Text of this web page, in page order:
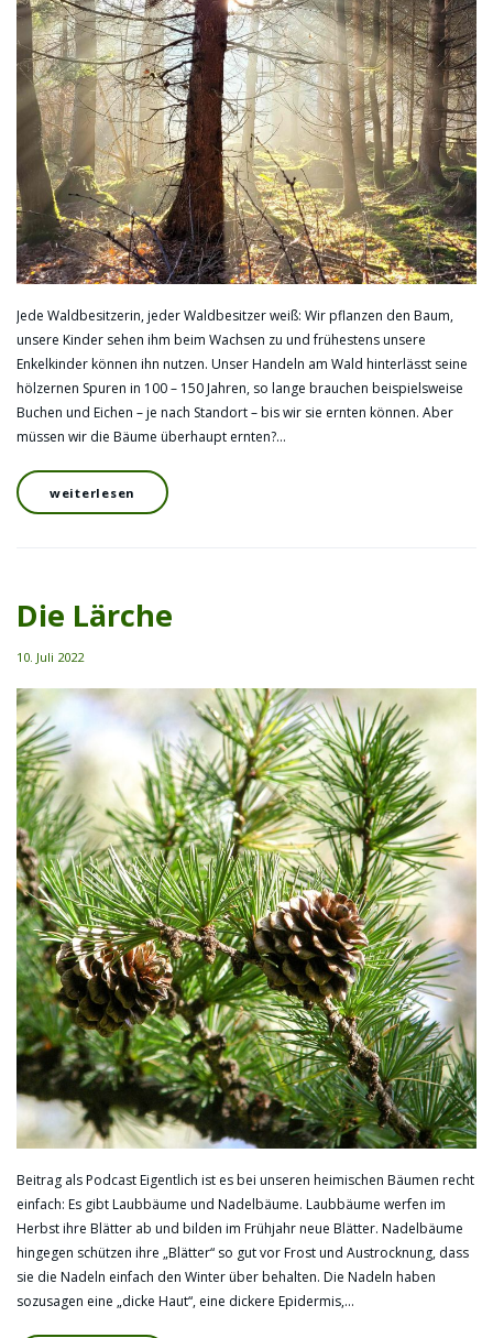
Jede Waldbesitzerin, jeder Waldbesitzer weiß: Wir pflanzen den Baum,
unsere Kinder sehen ihm beim Wachsen zu und frühestens unsere
Enkelkinder können ihn nutzen. Unser Handeln am Wald hinterlässt seine
hölzernen Spuren in 100 – 150 Jahren, so lange brauchen beispielsweise
Buchen und Eichen – je nach Standort – bis wir sie ernten können. Aber
müssen wir die Bäume überhaupt ernten?…
weiterlesen
Die Lärche
10. Juli 2022
Beitrag als Podcast Eigentlich ist es bei unseren heimischen Bäumen recht
einfach: Es gibt Laubbäume und Nadelbäume. Laubbäume werfen im
Herbst ihre Blätter ab und bilden im Frühjahr neue Blätter. Nadelbäume
hingegen schützen ihre „Blätter“ so gut vor Frost und Austrocknung, dass
sie die Nadeln einfach den Winter über behalten. Die Nadeln haben
sozusagen eine „dicke Haut“, eine dickere Epidermis,…